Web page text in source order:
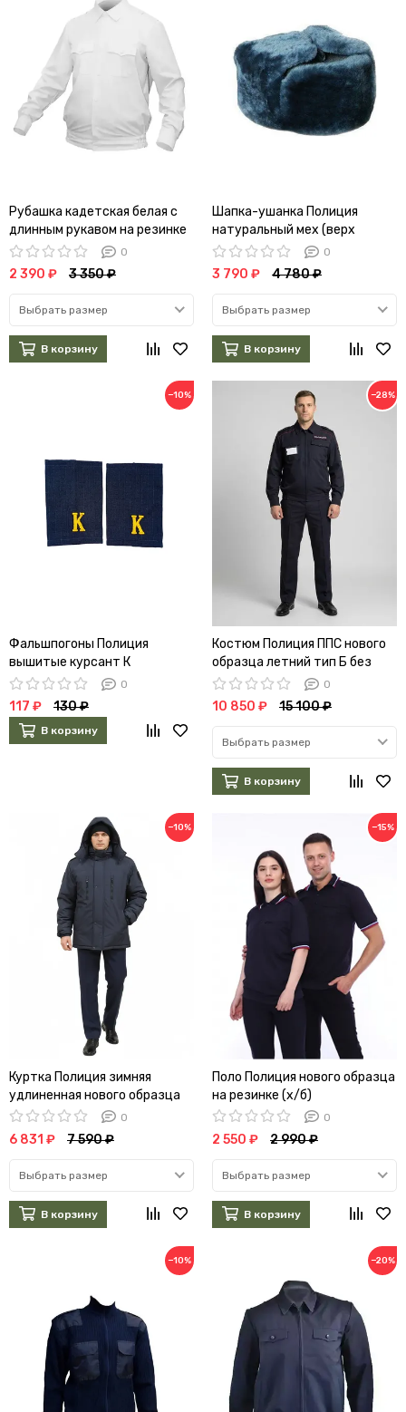
Рубашка кадетская белая с
длинным рукавом на резинке
0
2 390 ₽ 3 350 ₽
Выбрать размер
В корзину
Шапка-ушанка Полиция
натуральный мех (верх
сукно)
0
3 790 ₽ 4 780 ₽
Выбрать размер
В корзину
−10%
Фальшпогоны Полиция
вышитые курсант К
0
117 ₽ 130 ₽
В корзину
−28%
Костюм Полиция ППС нового
образца летний тип Б без
канта на резинке 0
10 850 ₽ 15 100 ₽
Выбрать размер
В корзину
−10%
Куртка Полиция зимняя
удлиненная нового образца
(фольга/мембрана/
холофайбер)
0
6 831 ₽ 7 590 ₽
Выбрать размер
В корзину
−15%
Поло Полиция нового образца
на резинке (х/б)
0
2 550 ₽ 2 990 ₽
Выбрать размер
В корзину
−10% −20%